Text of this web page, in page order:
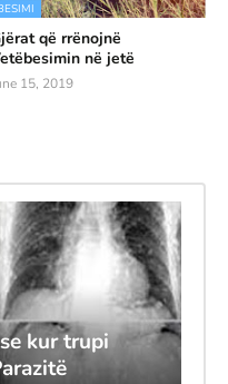
që rrënojnë
në jetë
15, 2019
kur trupi